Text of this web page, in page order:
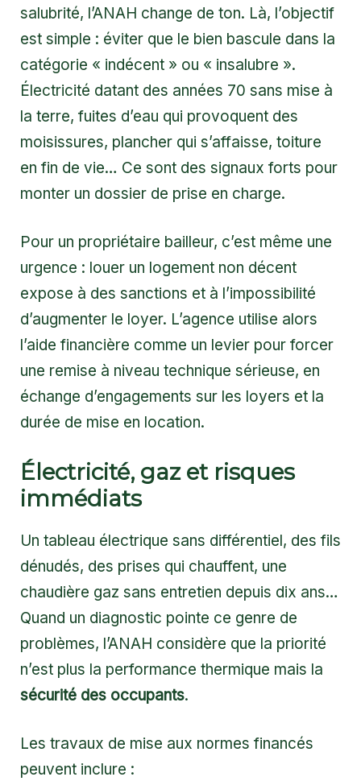
salubrité, l’ANAH change de ton. Là, l’objectif
est simple : éviter que le bien bascule dans la
catégorie « indécent » ou « insalubre ».
Électricité datant des années 70 sans mise à
la terre, fuites d’eau qui provoquent des
moisissures, plancher qui s’affaisse, toiture
en fin de vie… Ce sont des signaux forts pour
monter un dossier de prise en charge.
Pour un propriétaire bailleur, c’est même une
urgence : louer un logement non décent
expose à des sanctions et à l’impossibilité
d’augmenter le loyer. L’agence utilise alors
l’aide financière comme un levier pour forcer
une remise à niveau technique sérieuse, en
échange d’engagements sur les loyers et la
durée de mise en location.
Électricité, gaz et risques
immédiats
Un tableau électrique sans différentiel, des fils
dénudés, des prises qui chauffent, une
chaudière gaz sans entretien depuis dix ans…
Quand un diagnostic pointe ce genre de
problèmes, l’ANAH considère que la priorité
n’est plus la performance thermique mais la
sécurité des occupants.
Les travaux de mise aux normes financés
peuvent inclure :